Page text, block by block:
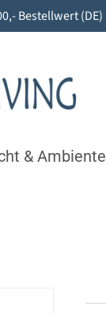
Bestellwert (DE)
& Ambiente